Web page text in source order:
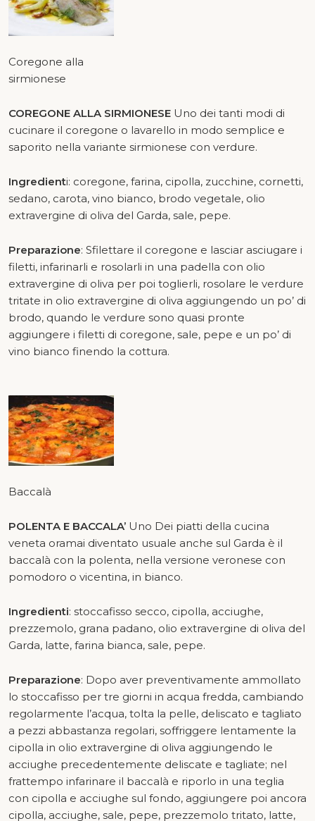
Coregone alla
sirmionese
COREGONE ALLA SIRMIONESE Uno dei tanti modi di
cucinare il coregone o lavarello in modo semplice e
saporito nella variante sirmionese con verdure.
Ingredienti: coregone, farina, cipolla, zucchine, cornetti,
sedano, carota, vino bianco, brodo vegetale, olio
extravergine di oliva del Garda, sale, pepe.
Preparazione: Sfilettare il coregone e lasciar asciugare i
filetti, infarinarli e rosolarli in una padella con olio
extravergine di oliva per poi toglierli, rosolare le verdure
tritate in olio extravergine di oliva aggiungendo un po’ di
brodo, quando le verdure sono quasi pronte
aggiungere i filetti di coregone, sale, pepe e un po’ di
vino bianco finendo la cottura.
Baccalà
POLENTA E BACCALA’ Uno Dei piatti della cucina
veneta oramai diventato usuale anche sul Garda è il
baccalà con la polenta, nella versione veronese con
pomodoro o vicentina, in bianco.
Ingredienti: stoccafisso secco, cipolla, acciughe,
prezzemolo, grana padano, olio extravergine di oliva del
Garda, latte, farina bianca, sale, pepe.
Preparazione: Dopo aver preventivamente ammollato
lo stoccafisso per tre giorni in acqua fredda, cambiando
regolarmente l’acqua, tolta la pelle, deliscato e tagliato
a pezzi abbastanza regolari, soffriggere lentamente la
cipolla in olio extravergine di oliva aggiungendo le
acciughe precedentemente deliscate e tagliate; nel
frattempo infarinare il baccalà e riporlo in una teglia
con cipolla e acciughe sul fondo, aggiungere poi ancora
cipolla, acciughe, sale, pepe, prezzemolo tritato, latte,